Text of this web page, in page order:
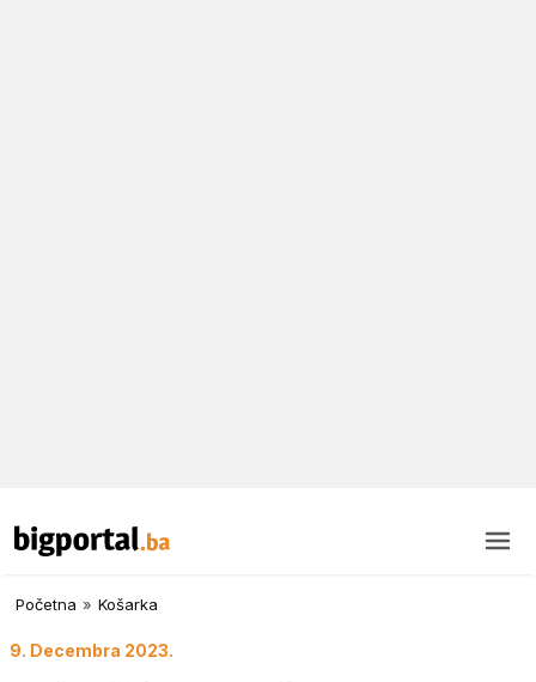
Početna » Košarka
9. Decembra 2023.